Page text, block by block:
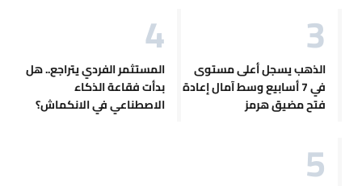
الذهب يسجل أعلى مستوى
في 7 أسابيع وسط آمال إعادة
فتح مضيق هرمز
المستثمر الفردي يتراجع.. هل
بدأت فقاعة الذكاء
الاصطناعي في الانكماش؟